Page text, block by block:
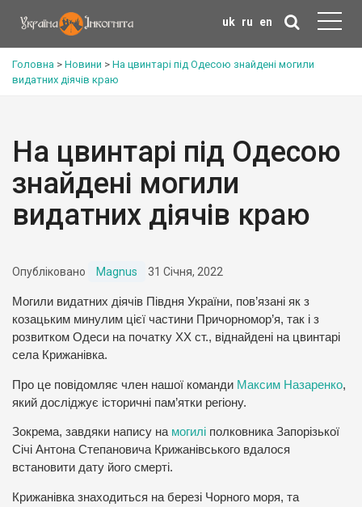
uk ru en
Головна > Новини > На цвинтарі під Одесою знайдені могили
видатних діячів краю
На цвинтарі під Одесою
знайдені могили
видатних діячів краю
Опубліковано Magnus 31 Січня, 2022
Могили видатних діячів Півдня України, пов’язані як з
козацьким минулим цієї частини Причорномор’я, так і з
розвитком Одеси на початку ХХ ст., віднайдені на цвинтарі
села Крижанівка.
Про це повідомляє член нашої команди Максим Назаренко,
який досліджує історичні пам’ятки регіону.
Зокрема, завдяки напису на могилі полковника Запорізької
Січі Антона Степановича Крижанівського вдалося
встановити дату його смерті.
Крижанівка знаходиться на березі Чорного моря, та